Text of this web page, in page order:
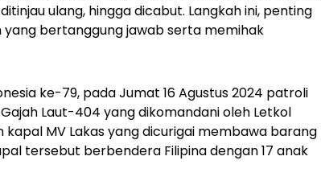
ulang, hingga dicabut. Langkah ini, penting
bertanggung jawab serta memihak
ke-79, pada Jumat 16 Agustus 2024 patroli
Laut-404 yang dikomandani oleh Letkol
MV Lakas yang dicurigai membawa barang
tersebut berbendera Filipina dengan 17 anak